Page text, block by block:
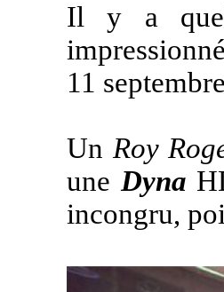
Il y a
11
Un Roy
une Dyna
incongru,